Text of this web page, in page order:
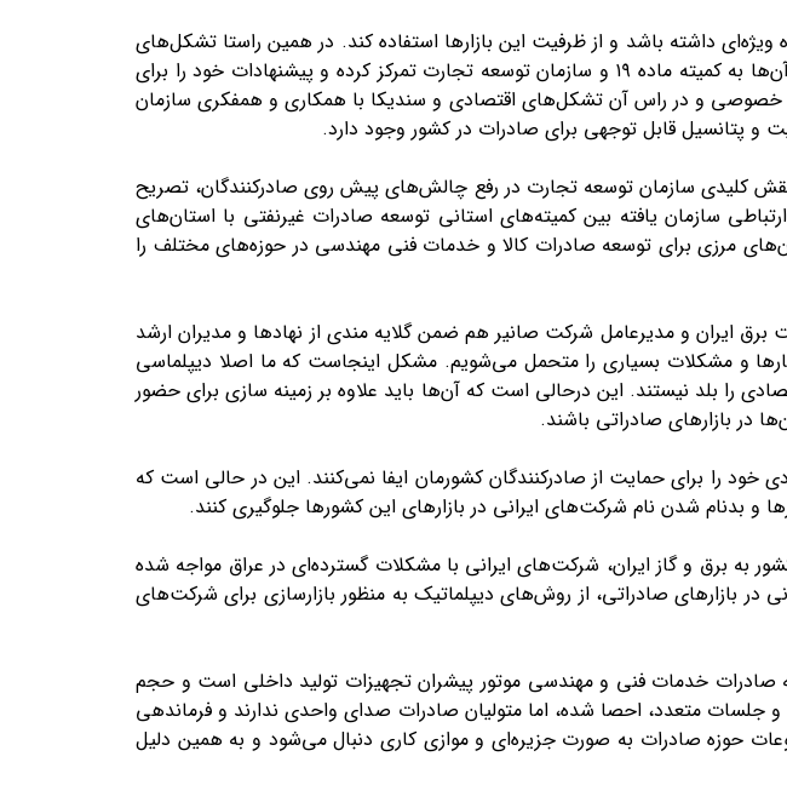
داشته باشد و از ظرفیت این بازار‌ها استفاده کند. در همین راستا تشکل‌های
اقتصادی نظیر سندیکای صنعت برق ایران باید بر شناسایی بازار‌های هدف جدید و معرفی آن‌ها به کمیته ماده ۱۹ و سازمان توسعه تجارت تمرکز کرده و پیشنهادات خود را برای
و در راس آن تشکل‌های اقتصادی و سندیکا با همکاری و همفکری سازمان
و پتانسیل قابل توجهی برای صادرات در کشور وجود دارد.
نقش کلیدی سازمان توسعه تجارت در رفع چالش‌های پیش روی صادرکنندگان، تصریح
سازمان یافته بین کمیته‌های استانی توسعه صادرات غیرنفتی با استان‌های
مرزی برای توسعه صادرات کالا و خدمات فنی مهندسی در حوزه‌های مختلف را
ایران و مدیرعامل شرکت صانیر هم ضمن گلایه مندی از نهاد‌ها و مدیران ارشد
و مشکلات بسیاری را متحمل می‌شویم. مشکل اینجاست که ما اصلا دیپلماسی
را بلد نیستند. این درحالی است که آن‌ها باید علاوه بر زمینه سازی برای حضور
در بازار‌های صادراتی باشند.
خود را برای حمایت از صادرکنندگان کشورمان ایفا نمی‌کنند. این در حالی است که
و بدنام شدن نام شرکت‌های ایرانی در بازار‌های این کشور‌ها جلوگیری کنند.
به برق و گاز ایران، شرکت‌های ایرانی با مشکلات گسترده‌ای در عراق مواجه شده
بازار‌های صادراتی، از روش‌های دیپلماتیک به منظور بازارسازی برای شرکت‌های
صادرات خدمات فنی و مهندسی موتور پیشران تجهیزات تولید داخلی است و حجم
متعدد، احصا شده، اما متولیان صادرات صدای واحدی ندارند و فرماندهی
حوزه صادرات به صورت جزیره‌ای و موازی کاری دنبال می‌شود و به همین دلیل